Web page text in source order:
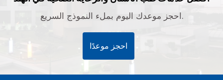
احجز موعدك اليوم بملء النموذج السريع.
احجز موعدًا